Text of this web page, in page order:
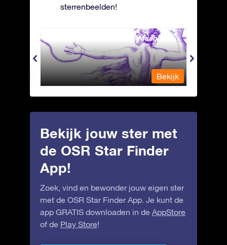
sterrenbeelden!
Andromeda - Geketende Maagd
Bekijk
Bekijk jouw ster met
de OSR Star Finder
App!
Zoek, vind en bewonder jouw eigen ster
met de OSR Star Finder App. Je kunt de
app GRATIS downloaden in de AppStore
of de Play Store!